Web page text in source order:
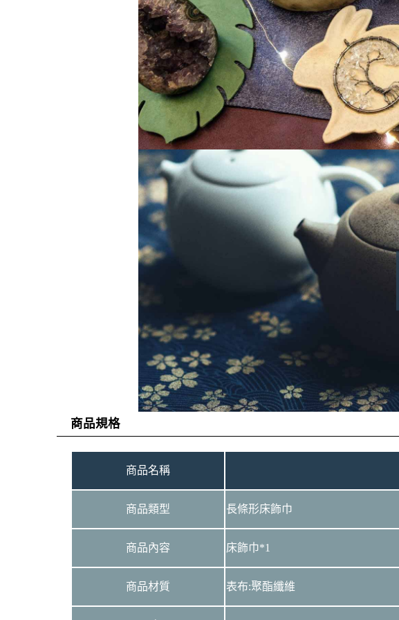
商品規格
商品名稱
商品類型 長條形床飾巾
商品內容 床飾巾*1
商品材質 表布:聚酯纖維